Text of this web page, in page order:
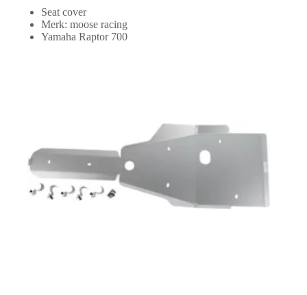
Seat cover
Merk: moose racing
Yamaha Raptor 700